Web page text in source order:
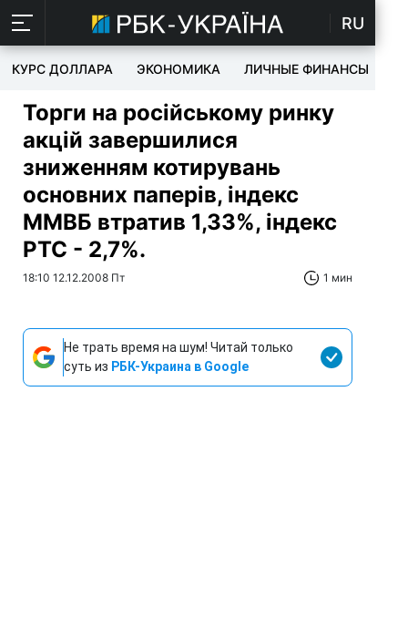
RU
КУРС ДОЛЛАРА ЭКОНОМИКА ЛИЧНЫЕ ФИНАНСЫ
Торги на російському ринку
акцій завершилися
зниженням котирувань
основних паперів, індекс
ММВБ втратив 1,33%, індекс
РТС - 2,7%.
18:10 12.12.2008 Пт 1 мин
Не трать время на шум! Читай только
суть из РБК-Украина в Google